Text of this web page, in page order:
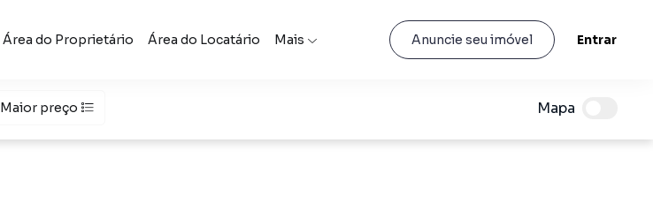
Área do Proprietário Área do Locatário Mais Anuncie seu imóvel Entrar
Maior preço Mapa